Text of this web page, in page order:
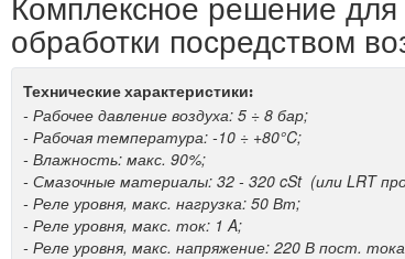
обработки посредством
Технические характеристики:
- Рабочее давление воздуха: 5 ÷ 8 бар;
- Рабочая температура: -10 ÷ +80°C;
- Влажность: макс. 90%;
- Смазочные материалы: 32 - 320 cSt (или LRT
- Реле уровня, макс. нагрузка: 50 Вт;
- Реле уровня, макс. ток: 1 A;
- Реле уровня, макс. напряжение: 220 В пост.